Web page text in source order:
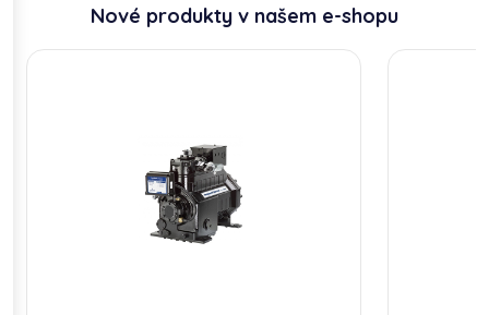
Nové produkty v našem e-shopu